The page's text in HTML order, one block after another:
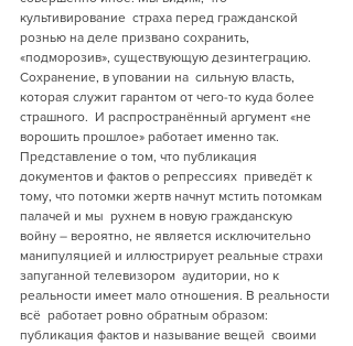
культивирование  страха перед гражданской
рознью на деле призвано сохранить,
«подморозив», существующую дезинтеграцию.
Сохранение, в уповании на  сильную власть,
которая служит гарантом от чего-то куда более
страшного.  И распространённый аргумент «не
ворошить прошлое» работает именно так.
Представление о том, что публикация
документов и фактов о репрессиях  приведёт к
тому, что потомки жертв начнут мстить потомкам
палачей и мы  рухнем в новую гражданскую
войну – вероятно, не является исключительно
манипуляцией и иллюстрирует реальные страхи
запуганной телевизором  аудитории, но к
реальности имеет мало отношения. В реальности
всё  работает ровно обратным образом:
публикация фактов и называние вещей  своими